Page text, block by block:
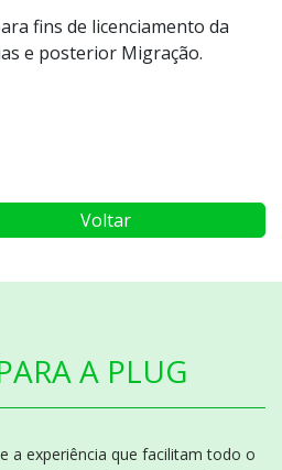
fins de licenciamento da
e posterior Migração.
Voltar
A PLUG
a experiência que facilitam todo o